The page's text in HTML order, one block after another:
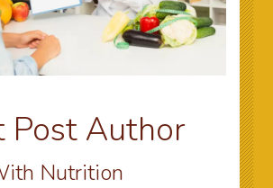
Post Author
Nutrition